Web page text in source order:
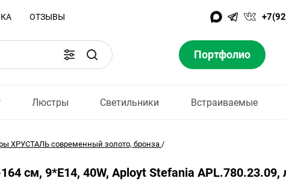
ОТЗЫВЫ
Портфолио
Люстры Светильники Встраиваемые
ХРУСТАЛЬ современный золото, бронза /
см, 9*E14, 40W, Aployt Stefania APL.780.23.09,